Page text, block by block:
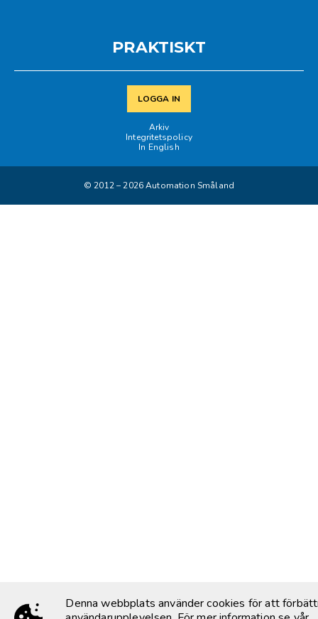
PRAKTISKT
LOGGA IN
Arkiv
Integritetspolicy
In English
© 2012 –2026Automation Småland
Denna webbplats använder cookies för att